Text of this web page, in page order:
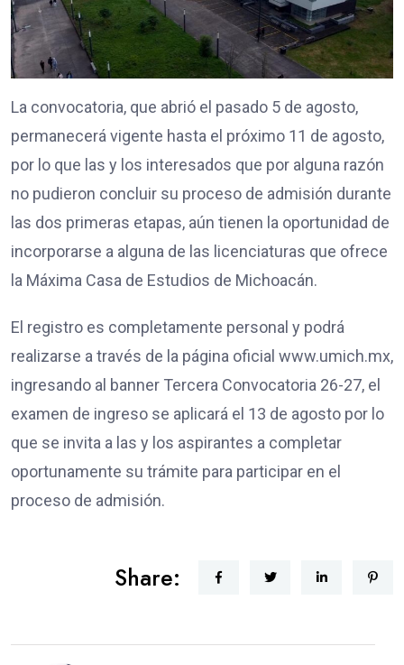
La convocatoria, que abrió el pasado 5 de agosto,
permanecerá vigente hasta el próximo 11 de agosto,
por lo que las y los interesados que por alguna razón
no pudieron concluir su proceso de admisión durante
las dos primeras etapas, aún tienen la oportunidad de
incorporarse a alguna de las licenciaturas que ofrece
la Máxima Casa de Estudios de Michoacán.
El registro es completamente personal y podrá
realizarse a través de la página oficial www.umich.mx,
ingresando al banner Tercera Convocatoria 26-27, el
examen de ingreso se aplicará el 13 de agosto por lo
que se invita a las y los aspirantes a completar
oportunamente su trámite para participar en el
proceso de admisión.
Share: